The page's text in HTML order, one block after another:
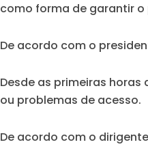
como forma de garantir
De acordo com o
Desde as primeiras
ou problemas de acesso.
De acordo com o